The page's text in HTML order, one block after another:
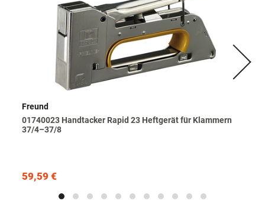
Freund
01740023 Handtacker Rapid 23 Heftgerät für Klammern
37/4–37/8
59,59 €